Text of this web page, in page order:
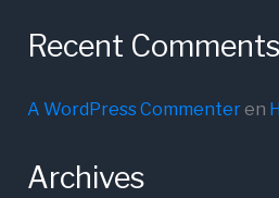
Recent Comments
A WordPress Commenteren
Archives